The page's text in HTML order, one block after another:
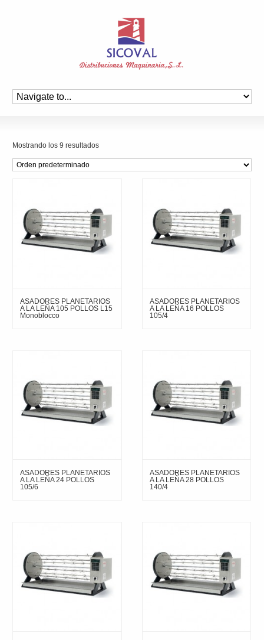
Mostrando los 9 resultados
ASADORES PLANETARIOS
A LA LEÑA 105 POLLOS L15
Monoblocco
ASADORES PLANETARIOS
A LA LEÑA 16 POLLOS
105/4
ASADORES PLANETARIOS
A LA LEÑA 24 POLLOS
105/6
ASADORES PLANETARIOS
A LA LEÑA 28 POLLOS
140/4